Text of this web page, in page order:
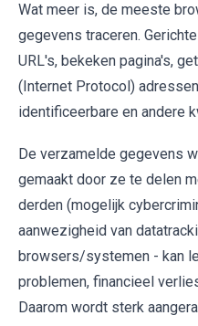
Wat meer is, de meeste
gegevens traceren.
URL's, bekeken pagina's,
(Internet Protocol)
identificeerbare en andere
De verzamelde gegevens
gemaakt door ze te delen
derden (mogelijk
aanwezigheid van
browsers/systemen - kan
problemen, financieel
Daarom wordt sterk